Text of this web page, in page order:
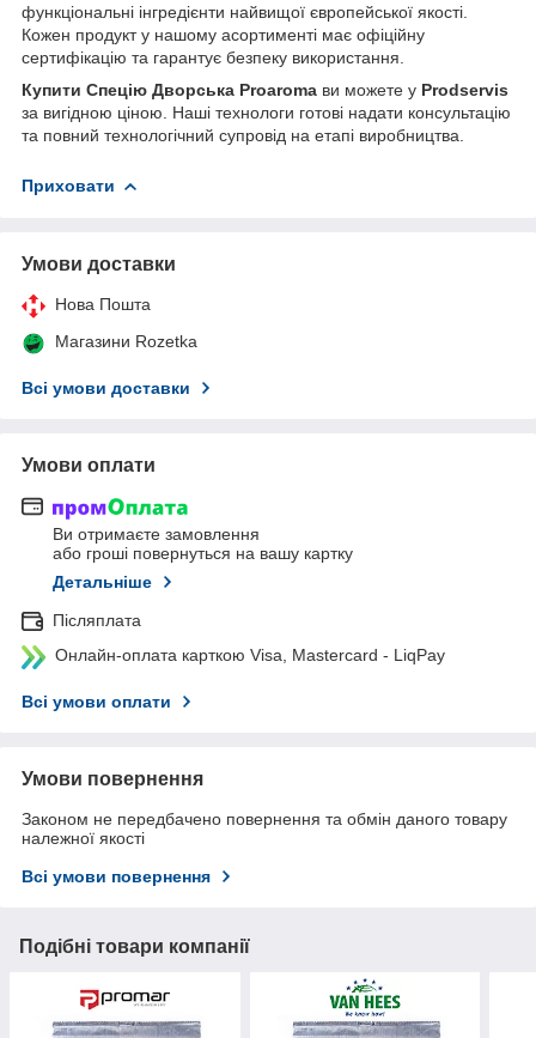
функціональні інгредієнти найвищої європейської якості.
Кожен продукт у нашому асортименті має офіційну
сертифікацію та гарантує безпеку використання.
Купити Спецію Дворська Proaroma ви можете у Prodservis
за вигідною ціною. Наші технологи готові надати консультацію
та повний технологічний супровід на етапі виробництва.
Приховати
Умови доставки
Нова Пошта
Магазини Rozetka
Всі умови доставки
Умови оплати
Ви отримаєте замовлення
або гроші повернуться на вашу картку
Детальніше
Післяплата
Онлайн-оплата карткою Visa, Mastercard - LiqPay
Всі умови оплати
Умови повернення
Законом не передбачено повернення та обмін даного товару
належної якості
Всі умови повернення
Подібні товари компанії